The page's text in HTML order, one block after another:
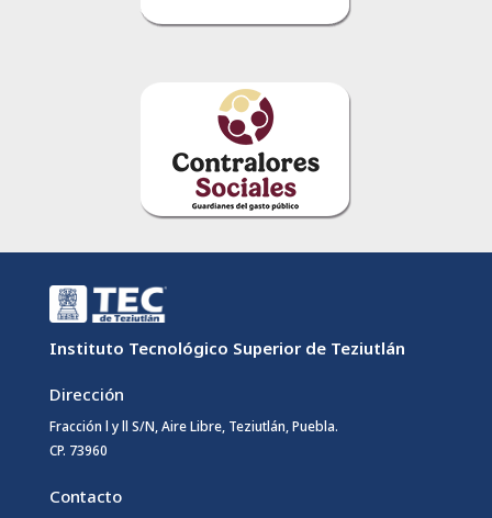
Instituto Tecnológico Superior de Teziutlán
Dirección
Fracción l y ll S/N, Aire Libre, Teziutlán, Puebla.
CP. 73960
Contacto